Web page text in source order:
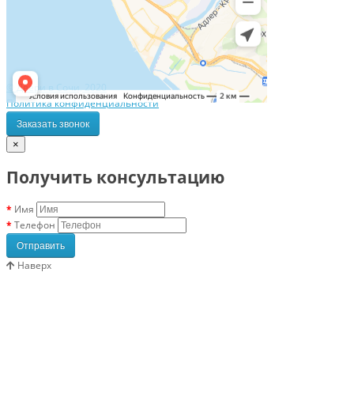
© Двери в Сочи, 2020
Политика конфиденциальности
Заказать звонок
×
Получить консультацию
Имя
Телефон
Отправить
Наверх